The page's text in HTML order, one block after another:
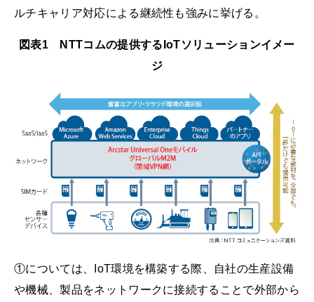
ルチキャリア対応による継続性も強みに挙げる。
図表1 NTTコムの提供するIoTソリューションイメー
ジ
①については、IoT環境を構築する際、自社の生産設備
や機械、製品をネットワークに接続することで外部から